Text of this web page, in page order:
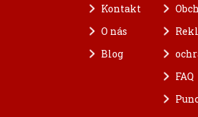
Kontakt
O nás
Blog
FAQ